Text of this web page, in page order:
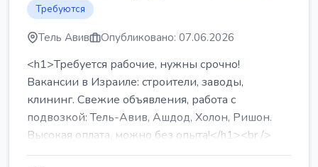
Требуются
Тель Авив Опубликовано: 07.06.2026
<h1>Требуется рабочие, нужны срочно!
Вакансии в Израиле: строители, заводы,
клининг. Свежие объявления, работа с
подвозкой: Тель-Авив, Ашдод, Холон, Ришон.
Высокая оплата, можно без опыта!</h1><br />
...